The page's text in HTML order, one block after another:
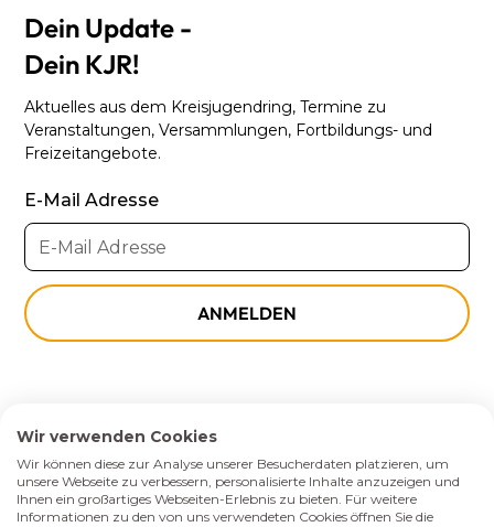
Dein Update -
Dein KJR!
Aktuelles aus dem Kreisjugendring, Termine zu
Veranstaltungen, Versammlungen, Fortbildungs- und
Freizeitangebote.
E-Mail Adresse
Impressum
Website made with ♡ by wunderlabs
Wir verwenden Cookies
Wir können diese zur Analyse unserer Besucherdaten platzieren, um
unsere Webseite zu verbessern, personalisierte Inhalte anzuzeigen und
Ihnen ein großartiges Webseiten-Erlebnis zu bieten. Für weitere
Informationen zu den von uns verwendeten Cookies öffnen Sie die